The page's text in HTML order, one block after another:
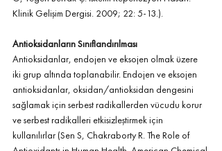
Klinik Gelişim Dergisi. 2009; 22: 5-13.).
Antioksidanların Sınıflandırılması
Antioksidanlar, endojen ve eksojen olmak üzere
iki grup altında toplanabilir. Endojen ve eksojen
antioksidanlar, oksidan/antioksidan dengesini
sağlamak için serbest radikallerden vücudu korur
ve serbest radikalleri etkisizleştirmek için
kullanılırlar (Sen S, Chakraborty R. The Role of